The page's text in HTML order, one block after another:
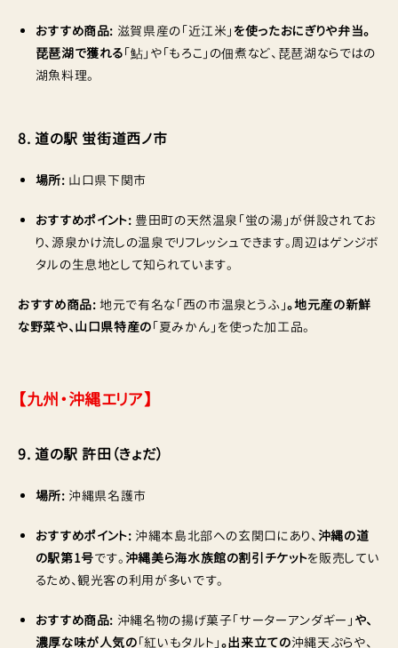
おすすめ商品: 滋賀県産の「近江米」 を使ったおにぎりや弁当。
琵琶湖で獲れる「鮎」や「もろこ」の佃煮など、琵琶湖ならではの
湖魚料理。
8. 道の駅 蛍街道西ノ市
場所: 山口県下関市
おすすめポイント: 豊田町の天然温泉「蛍の湯」が併設されてお
り、源泉かけ流しの温泉でリフレッシュできます。周辺はゲンジボ
タルの生息地として知られています。
おすすめ商品: 地元で有名な「西の市温泉とうふ」。地元産の新鮮
な野菜や、山口県特産の「夏みかん」を使った加工品。
【九州・沖縄エリア】
9. 道の駅 許田（きょだ）
場所: 沖縄県名護市
おすすめポイント: 沖縄本島北部への玄関口にあり、 沖縄の道
の駅第1号です。沖縄美ら海水族館の割引チケットを販売してい
るため、観光客の利用が多いです。
おすすめ商品: 沖縄名物の揚げ菓子「サーターアンダギー」 や、
濃厚な味が人気の「紅いもタルト」。出来立ての沖縄天ぷらや、